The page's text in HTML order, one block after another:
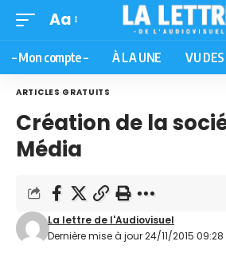
Aa
– Mon compte – À LA UNE VU
ARTICLES GRATUITS
Création de la
Média
Dernière mise à jour 24/11/2015 09:28
La lettre de l'Audiovisuel